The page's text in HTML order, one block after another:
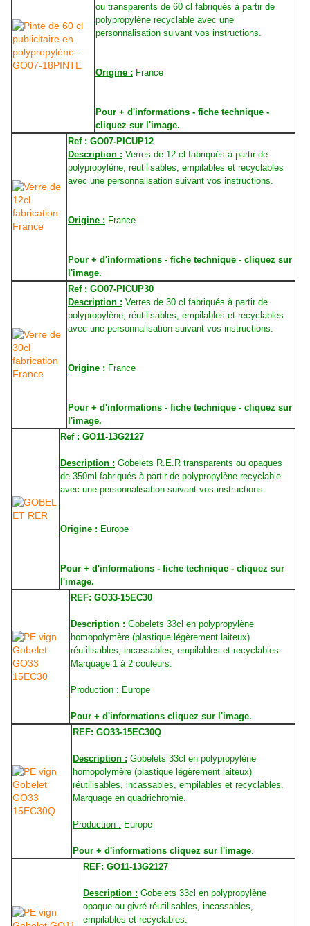
ou transparents de 60 cl fabriqués à partir de
polypropylène recyclable avec une
personnalisation suivant vos instructions.
Origine : France
Pour + d'informations - fiche technique -
cliquez sur l'image.
Ref : GO07-PICUP12
Description : Verres de 12 cl fabriqués à partir de
polypropylène, réutilisables, empilables et recyclables
avec une personnalisation suivant vos instructions.
Origine : France
Pour + d'informations - fiche technique - cliquez sur
l'image.
Ref : GO07-PICUP30
Description : Verres de 30 cl fabriqués à partir de
polypropylène, réutilisables, empilables et recyclables
avec une personnalisation suivant vos instructions.
Origine : France
Pour + d'informations - fiche technique - cliquez sur
l'image.
Ref : GO11-13G2127
Description : Gobelets R.E.R transparents ou opaques
de 350ml fabriqués à partir de polypropylène recyclable
avec une personnalisation suivant vos instructions.
Origine : Europe
Pour + d'informations - fiche technique - cliquez sur
l'image.
REF: GO33-15EC30
Description : Gobelets 33cl en polypropylène
homopolymère (plastique légèrement laiteux)
réutilisables, incassables, empilables et recyclables.
Marquage 1 à 2 couleurs.
Production : Europe
Pour + d'informations cliquez sur l'image.
REF: GO33-15EC30Q
Description : Gobelets 33cl en polypropylène
homopolymère (plastique légèrement laiteux)
réutilisables, incassables, empilables et recyclables.
Marquage en quadrichromie.
Production : Europe
Pour + d'informations cliquez sur l'image.
REF: GO11-13G2127
Description : Gobelets 33cl en polypropylène
opaque ou givré réutilisables, incassables,
empilables et recyclables.